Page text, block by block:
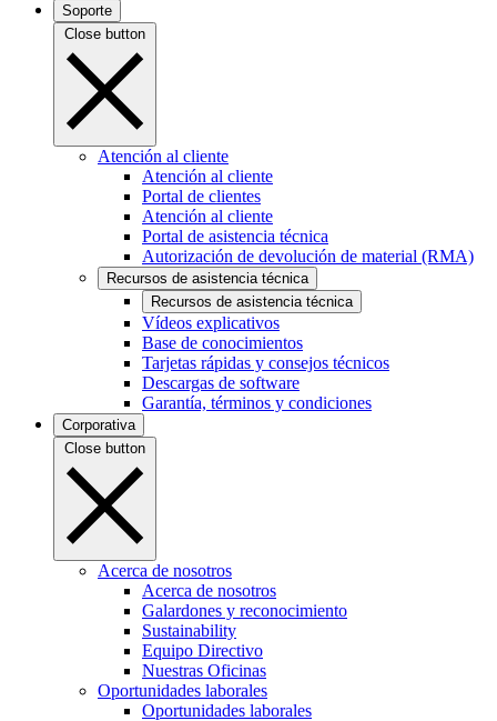
Soporte
Close button
Atención al cliente
Atención al cliente
Portal de clientes
Atención al cliente
Portal de asistencia técnica
Autorización de devolución de material (RMA)
Recursos de asistencia técnica
Recursos de asistencia técnica
Vídeos explicativos
Base de conocimientos
Tarjetas rápidas y consejos técnicos
Descargas de software
Garantía, términos y condiciones
Corporativa
Close button
Acerca de nosotros
Acerca de nosotros
Galardones y reconocimiento
Sustainability
Equipo Directivo
Nuestras Oficinas
Oportunidades laborales
Oportunidades laborales